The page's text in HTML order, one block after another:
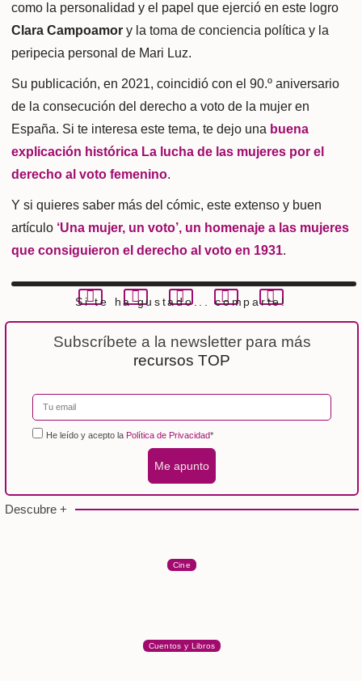
como la personalidad y el papel que ejerció en este logro
Clara Campoamor y la toma de conciencia política y la
peripecia personal de Mari Luz.
Su publicación, en 2021, coincidió con el 90.º aniversario
de la consecución del derecho a voto de la mujer en
España. Si te interesa este tema, te dejo una buena
explicación histórica La lucha de las mujeres por el
derecho al voto femenino.
Y si quieres saber más del cómic, este extenso y buen
artículo ‘Una mujer, un voto’, un homenaje a las mujeres
que consiguieron el derecho al voto en 1931.
Si te ha gustado...comparte!
Subscríbete a la newsletter para más
recursos TOP
He leído y acepto la Política de Privacidad*
Me apunto
Descubre +
Cine
Cuentos y Libros